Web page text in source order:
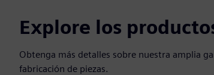
Explore los
Obtenga más detalles sobre nuestra amplia
fabricación de piezas.